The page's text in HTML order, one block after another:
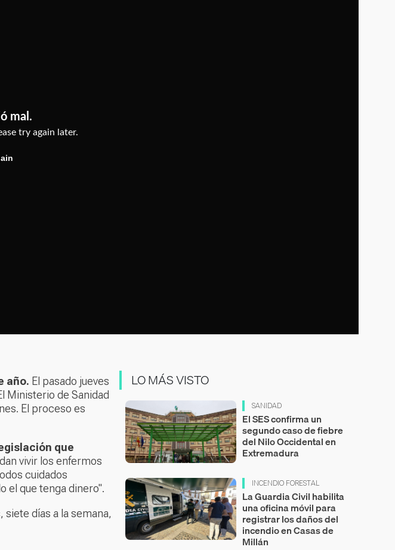
año. El pasado jueves
Ministerio de Sanidad
El proceso es
que
vivir los enfermos
cuidados
el que tenga dinero".
días a la semana,
LO MÁS VISTO
SANIDAD
El SES confirma un
segundo caso de fiebre
del Nilo Occidental en
Extremadura
INCENDIO FORESTAL
La Guardia Civil habilita
una oficina móvil para
registrar los daños del
incendio en Casas de
Millán